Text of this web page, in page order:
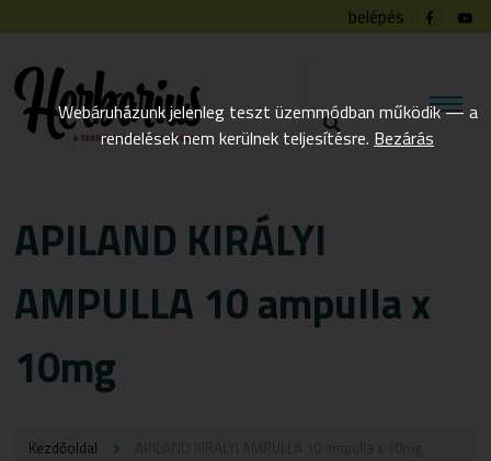
belépés
APILAND KIRÁLYI
AMPULLA 10 ampulla x
10mg
Kezdőoldal
Webáruházunk jelenleg teszt üzemmódban működik — a
rendelések nem kerülnek teljesítésre. Bezárás